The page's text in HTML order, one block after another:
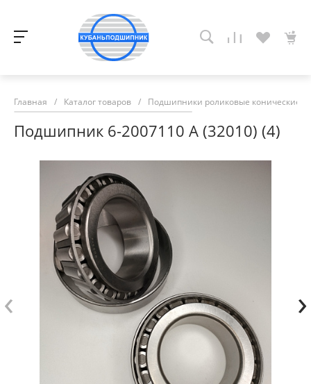
Главная / Каталог товаров / Подшипники роликовые конические
Подшипник 6-2007110 А (32010) (4)
‹ ›